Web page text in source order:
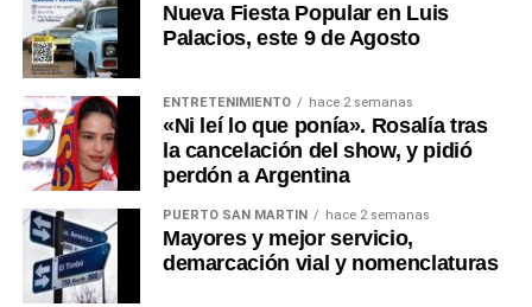
Nueva Fiesta Popular en Luis
Palacios, este 9 de Agosto
ENTRETENIMIENTO hace 2 semanas
«Ni leí lo que ponía». Rosalía tras
la cancelación del show, y pidió
perdón a Argentina
PUERTO SAN MARTIN hace 2 semanas
Mayores y mejor servicio,
demarcación vial y nomenclaturas